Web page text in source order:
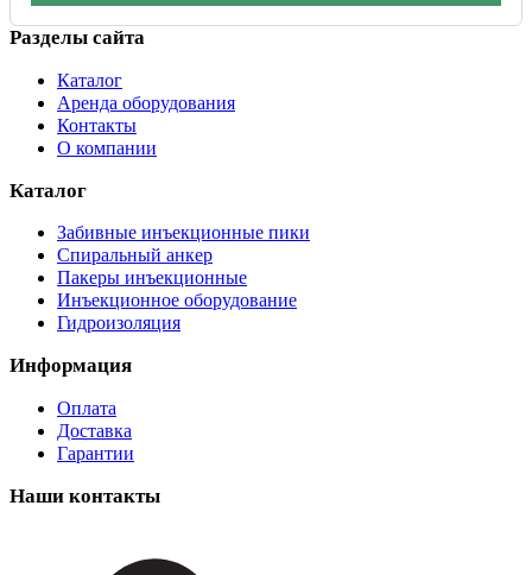
Разделы сайта
Каталог
Аренда оборудования
Контакты
О компании
Каталог
Забивные инъекционные пики
Спиральный анкер
Пакеры инъекционные
Инъекционное оборудование
Гидроизоляция
Информация
Оплата
Доставка
Гарантии
Наши контакты